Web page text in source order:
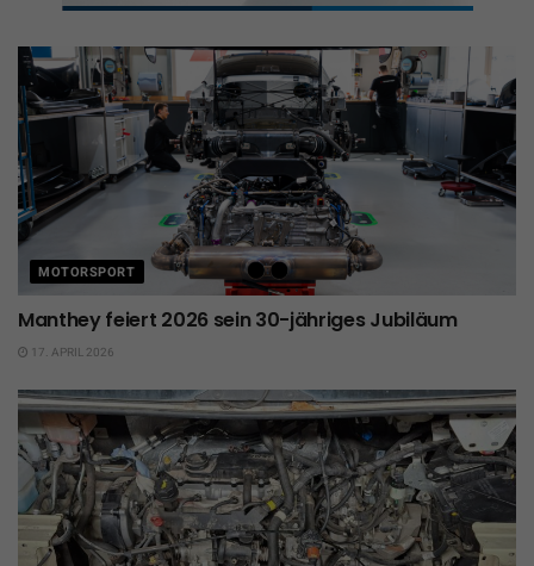
MOTORSPORT
Manthey feiert 2026 sein 30-jähriges Jubiläum
17. APRIL 2026